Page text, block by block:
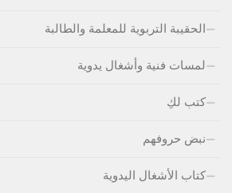
الحقيبة التربوية للمعلمة والطالبة
لمسات فنية وأشغال يدوية
كتب لكِ
نبض حروفهم
كتاب الأشغال اليدوية